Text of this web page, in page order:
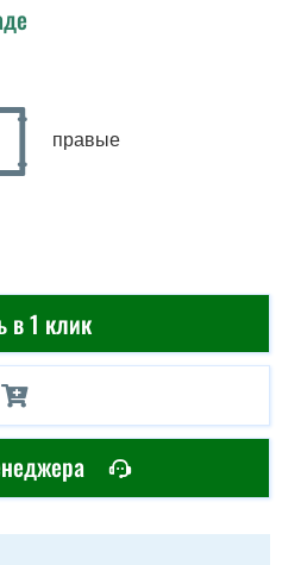
правые
в 1 клик